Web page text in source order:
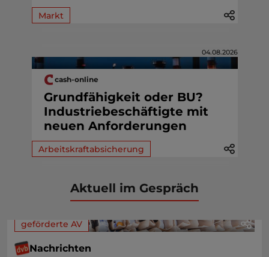
Markt
04.08.2026
cash-online
Grundfähigkeit oder BU?
Industriebeschäftigte mit
neuen Anforderungen
Arbeitskraftabsicherung
Aktuell im Gespräch
geförderte AV
Nachrichten